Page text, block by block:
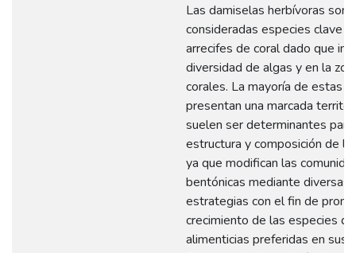
Las damiselas herbívoras son
consideradas especies clave
arrecifes de coral dado que
diversidad de algas y en la
corales. La mayoría de estas
presentan una marcada
suelen ser determinantes
estructura y composición de
ya que modifican las
bentónicas mediante diversas
estrategias con el fin de
crecimiento de las especies
alimenticias preferidas en sus